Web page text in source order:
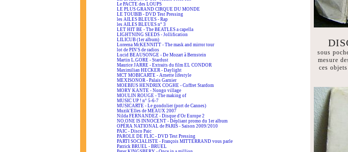
Le PACTE des LOUPS
LE PLUS GRAND CIRQUE DU MONDE
LE TOUBIB - DVD Test Pressing
les AILES BLEUES - Rap
les AILES BLEUES n° 3
LET HIT BE - The BEATLES a capella
LIGHTNING SEEDS - Jollification
LILICUB (1er album)
Loreena McKENNITT - The mask and mirror tour
lot de PIN'S de radios
Lucid BEAUSONGE - De Mozart à Bernstein
Martin L.GORE - Stardust
Maurice JARRE - Extraits du film EL CONDOR
Maximilian HECKER - Daylight
MCT MOBICARTE - Arnette lifestyle
MEXISONOR - Palais Garnier
MOEBIUS HENDRIX COGHE - Coffret Stardom
MORY KANTE - Nongo village
MOULIN ROUGE - The making of
MUSIC UP ! n° 5-6-7
MUSICARTE - Le gondolier (port de Cannes)
Muzik'Elles de MEAUX 2007
Nilda FERNANDEZ - Disque d'Or Europe 2
NO ONE IS INNOCENT - Dépliant promo du 1er album
OPÉRA NATIONAL de PARIS - Saison 2009/2010
PAIC - Disco Paic
PAROLE DE FLIC - DVD Test Pressing
PARTI SOCIALISTE - François MITTERRAND vous parle
Patrick BRUEL - BRUEL
sous
mesure
ces